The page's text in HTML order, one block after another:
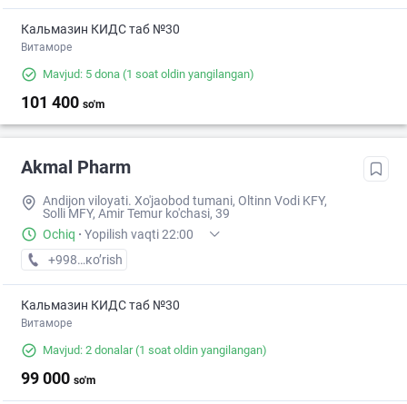
Кальмазин КИДС таб №30
Витаморе
Mavjud: 5 dona (1 soat oldin yangilangan)
101 400 so'm
Akmal Pharm
Andijon viloyati. Xo'jaobod tumani, Oltinn Vodi KFY,
Solli MFY, Amir Temur ko'chasi, 39
Ochiq · Yopilish vaqti 22:00
+998 (90) XXX-XX-XX
кo’rish
Кальмазин КИДС таб №30
Витаморе
Mavjud: 2 donalar(1 soat oldin yangilangan)
99 000 so'm